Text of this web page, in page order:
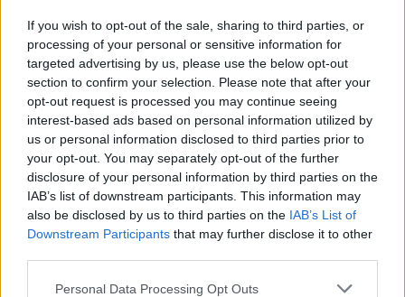
If you wish to opt-out of the sale, sharing to third parties, or
processing of your personal or sensitive information for
targeted advertising by us, please use the below opt-out
section to confirm your selection. Please note that after your
opt-out request is processed you may continue seeing
interest-based ads based on personal information utilized by
us or personal information disclosed to third parties prior to
your opt-out. You may separately opt-out of the further
disclosure of your personal information by third parties on the
IAB’s list of downstream participants. This information may
also be disclosed by us to third parties on the IAB’s List of
Downstream Participants that may further disclose it to other
Please note that this website/app uses one or more Google
Personal Data Processing Opt Outs
παραδοσιακών ήχων τουΛεωνίδα Μπαλάφα
τη φολκλόρ μουσική τωνKadineliaκαι τα χιπ
χοπ κομμάτια τουNovel 729.
«Μ’ αρέσει ν' ακούω διάφορα είδη μουσικής
ως ακροατής και έτσι θέλω να είμαι και ως
δημιουργός» ανέφερε στη συνέντευξή του ο
Λεωνίδας Μπαλάφας, που έχει γράψει
ιστορία δυο δεκαετιών στη μουσική. «Αυτοί
που πληρώνουν για να με δουν, και με αυτά
τα χρήματα θα ζήσω και εγώ την οικογένειά
μου, θέλω να λένε: "Πάμε ν' ακούσουμε αυτόν